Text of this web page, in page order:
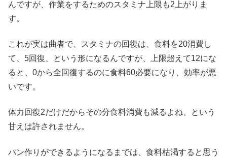
んですが、作業をするためのスタミナ上限も2上がりま
す。
これが実は曲者で、スタミナの回復は、食料を20消費し
て、5回復、という形になるんですが、上限超えて12にな
ると、0から全回復するのに食料60必要になり、効率が悪
いです。
体力回復2だけだからその分食料消費も減るよね、という
甘えは許されません。
パン作りができるようになるまでは、食料枯渇すると思う